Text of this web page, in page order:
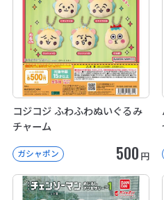
コジコジ ふわふわぬいぐるみ
チャーム
ガシャポン 500 円